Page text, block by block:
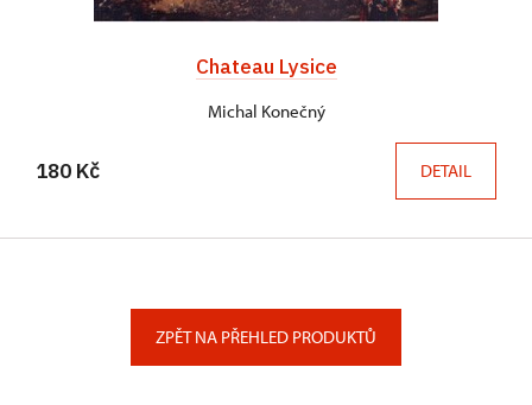
Chateau Lysice
Michal Konečný
180 Kč DETAIL
ZPĚT NA PŘEHLED PRODUKTŮ